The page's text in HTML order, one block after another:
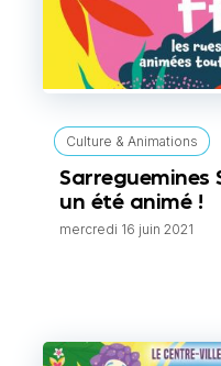
Culture & Animations
Sarreguemines
un été animé !
mercredi 16 juin 2021